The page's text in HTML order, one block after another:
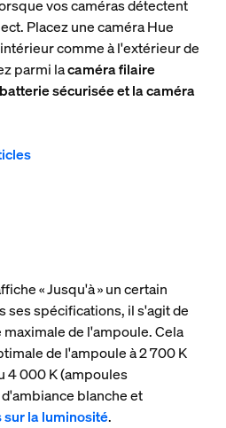
vos caméras détectent
Placez une caméra Hue
comme à l'extérieur de
parmi lacaméra filaire
sécurisée et la caméra
« Jusqu'à » un certain
ses spécifications, il s'agit de
de l'ampoule. Cela
de l'ampoule à 2 700 K
4 000 K (ampoules
blanche et
sur la luminosité.